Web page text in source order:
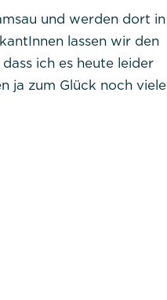
und werden dort in
lassen wir den
ich es heute leider
ja zum Glück noch viele